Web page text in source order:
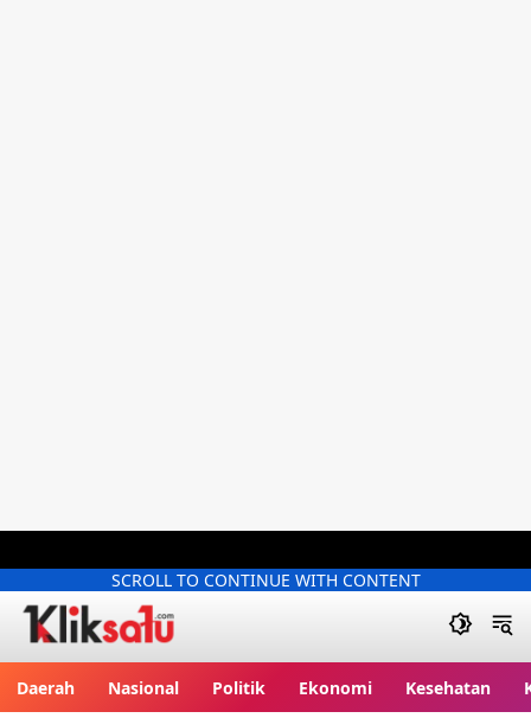
SCROLL TO CONTINUE WITH CONTENT
Daerah Nasional Politik Ekonomi Kesehatan